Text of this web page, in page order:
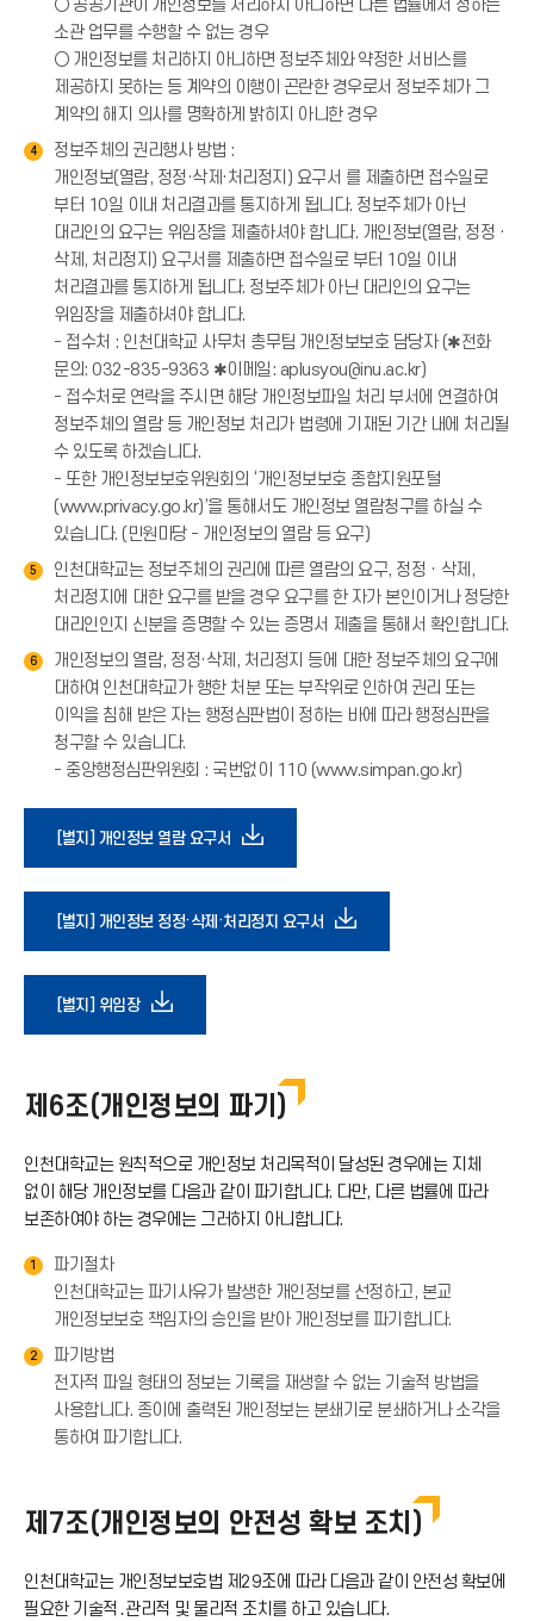
○ 공공기관이 개인정보를 처리하지 아니하면 다른 법률에서 정하는
소관 업무를 수행할 수 없는 경우
○ 개인정보를 처리하지 아니하면 정보주체와 약정한 서비스를
제공하지 못하는 등 계약의 이행이 곤란한 경우로서 정보주체가 그
계약의 해지 의사를 명확하게 밝히지 아니한 경우
4
정보주체의 권리행사 방법 :
개인정보(열람, 정정·삭제·처리정지) 요구서 를 제출하면 접수일로
부터 10일 이내 처리결과를 통지하게 됩니다. 정보주체가 아닌
대리인의 요구는 위임장을 제출하셔야 합니다. 개인정보(열람, 정정 ·
삭제, 처리정지) 요구서를 제출하면 접수일로 부터 10일 이내
처리결과를 통지하게 됩니다. 정보주체가 아닌 대리인의 요구는
위임장을 제출하셔야 합니다.
- 접수처 : 인천대학교 사무처 총무팀 개인정보보호 담당자 (✱전화
문의: 032-835-9363 ✱이메일: aplusyou@inu.ac.kr)
- 접수처로 연락을 주시면 해당 개인정보파일 처리 부서에 연결하여
정보주체의 열람 등 개인정보 처리가 법령에 기재된 기간 내에 처리될
수 있도록 하겠습니다.
- 또한 개인정보보호위원회의 ‘개인정보보호 종합지원포털
(www.privacy.go.kr)’을 통해서도 개인정보 열람청구를 하실 수
있습니다. (민원마당 - 개인정보의 열람 등 요구)
5
인천대학교는 정보주체의 권리에 따른 열람의 요구, 정정ㆍ삭제,
처리정지에 대한 요구를 받을 경우 요구를 한 자가 본인이거나 정당한
대리인인지 신분을 증명할 수 있는 증명서 제출을 통해서 확인합니다.
6
개인정보의 열람, 정정·삭제, 처리정지 등에 대한 정보주체의 요구에
대하여 인천대학교가 행한 처분 또는 부작위로 인하여 권리 또는
이익을 침해 받은 자는 행정심판법이 정하는 바에 따라 행정심판을
청구할 수 있습니다.
- 중앙행정심판위원회 : 국번없이 110 (www.simpan.go.kr)
[별지] 개인정보 열람 요구서 다
운
로
콘
[별지] 개인정보 정정·삭제·처리정지 요구서 다
아
이
[별지] 위임장다
로
드
이
제6조(개인정보의 파기)
인천대학교는 원칙적으로 개인정보 처리목적이 달성된 경우에는 지체
없이 해당 개인정보를 다음과 같이 파기합니다. 다만, 다른 법률에 따라
보존하여야 하는 경우에는 그러하지 아니합니다.
1
파기절차
인천대학교는 파기사유가 발생한 개인정보를 선정하고, 본교
개인정보보호 책임자의 승인을 받아 개인정보를 파기합니다.
2
파기방법
전자적 파일 형태의 정보는 기록을 재생할 수 없는 기술적 방법을
사용합니다. 종이에 출력된 개인정보는 분쇄기로 분쇄하거나 소각을
통하여 파기합니다.
제7조(개인정보의 안전성 확보 조치)
인천대학교는 개인정보보호법 제29조에 따라 다음과 같이 안전성 확보에
필요한 기술적․관리적 및 물리적 조치를 하고 있습니다.